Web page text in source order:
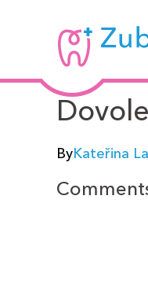
Zubní
Rudná
-
MUDr.
ByKateřina